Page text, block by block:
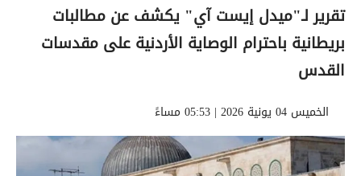
تقرير لـ"ميدل إيست آي" يكشف عن مطالبات
بريطانية باحترام الوصاية الأردنية على مقدسات
القدس
الخميس 04 يونية 2026 | 05:53 مساءً